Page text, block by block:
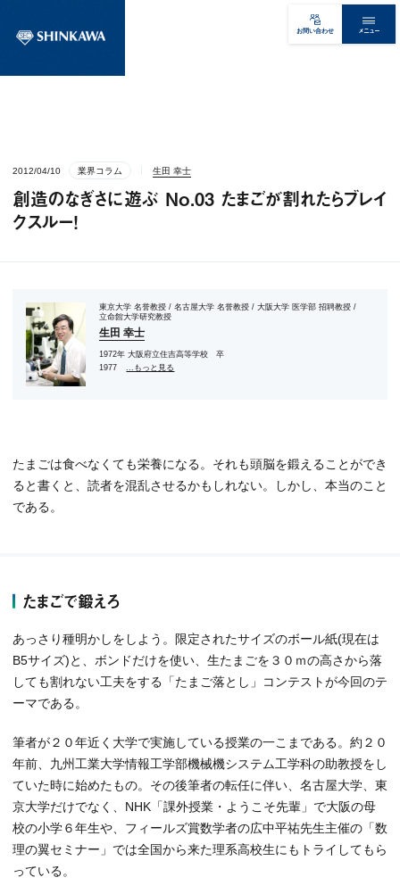
お問い合わせ メニュー
2012/04/10 業界コラム 生田 幸士
創造のなぎさに遊ぶ No.03 たまごが割れたらブレイ
クスルー！
東京大学 名誉教授 / 名古屋大学 名誉教授 / 大阪大学 医学部 招聘教授 /
立命館大学研究教授
生田 幸士
1972年 大阪府立住吉高等学校 卒
1977
...もっと見る
たまごは食べなくても栄養になる。それも頭脳を鍛えることができ
ると書くと、読者を混乱させるかもしれない。しかし、本当のこと
である。
たまごで鍛えろ
あっさり種明かしをしよう。限定されたサイズのボール紙(現在は
B5サイズ)と、ボンドだけを使い、生たまごを３０ｍの高さから落
しても割れない工夫をする「たまご落とし」コンテストが今回のテ
ーマである。
筆者が２０年近く大学で実施している授業の一こまである。約２０
年前、九州工業大学情報工学部機械機システム工学科の助教授をし
ていた時に始めたもの。その後筆者の転任に伴い、名古屋大学、東
京大学だけでなく、NHK「課外授業・ようこそ先輩」で大阪の母
校の小学６年生や、フィールズ賞数学者の広中平祐先生主催の「数
理の翼セミナー」では全国から来た理系高校生にもトライしてもら
っている。